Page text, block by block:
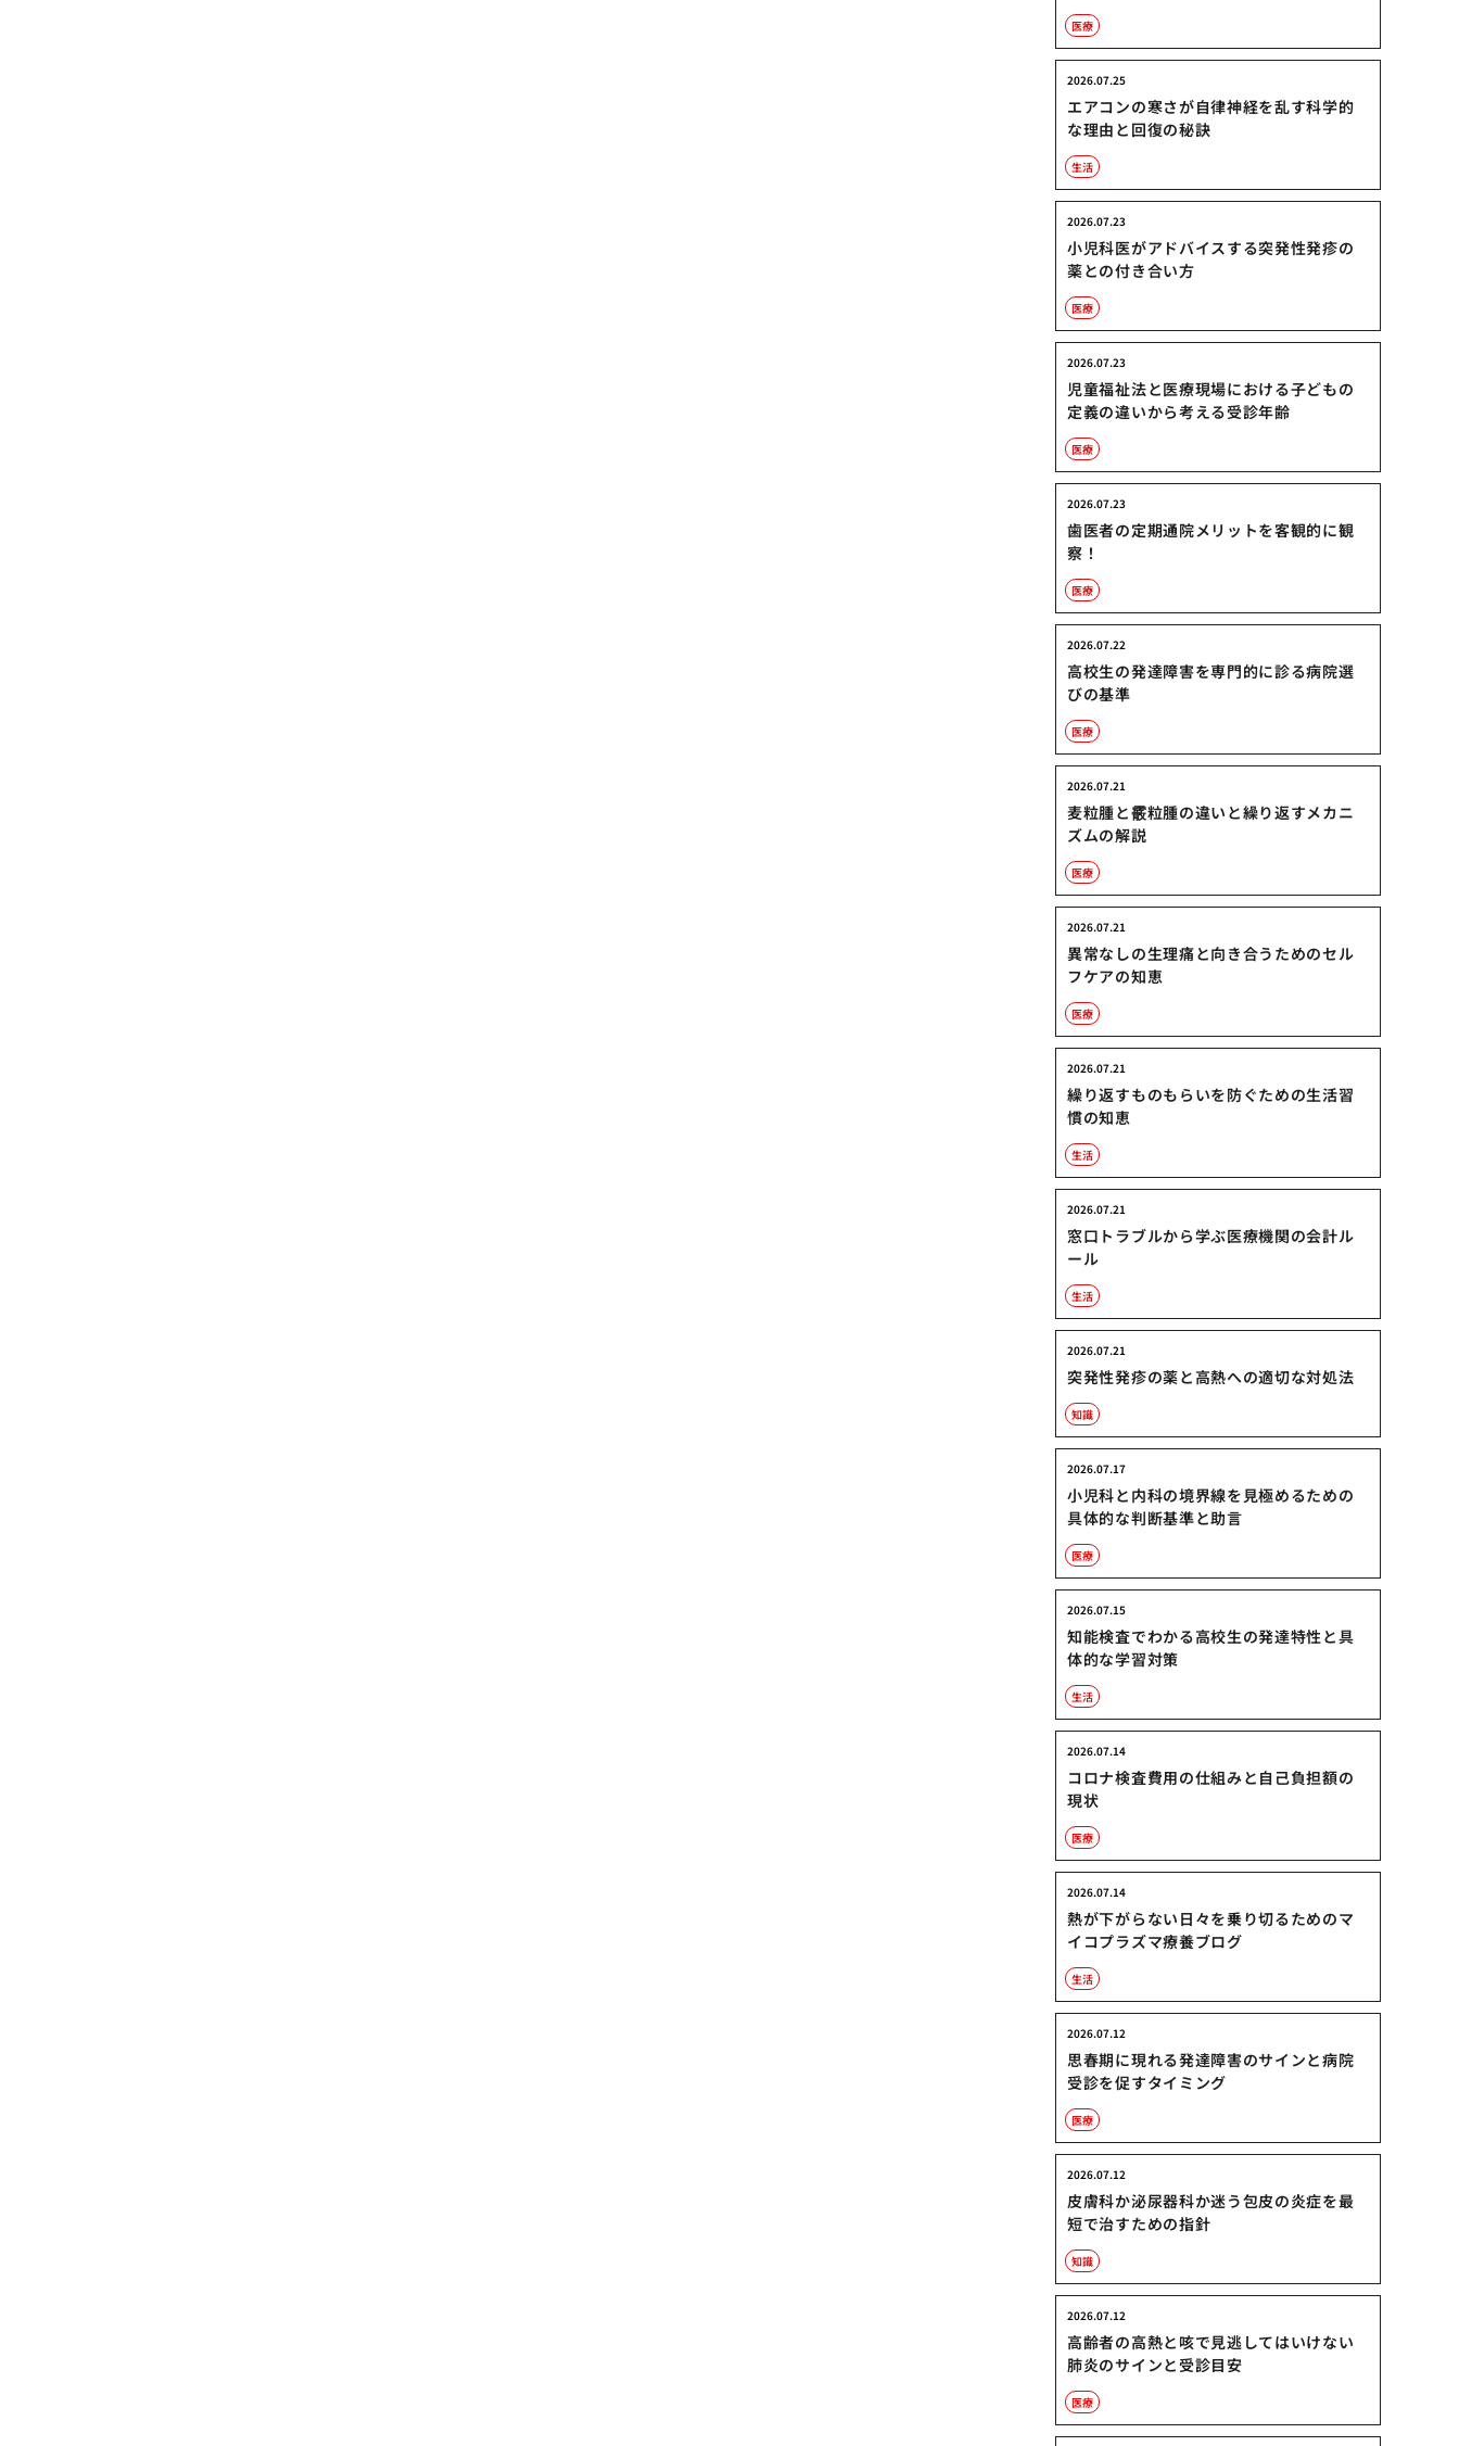
医療
エアコンの寒さが自律神経を乱す科学的
な理由と回復の秘訣
2026.07.25
生活
小児科医がアドバイスする突発性発疹の
薬との付き合い方
2026.07.23
医療
児童福祉法と医療現場における子どもの
定義の違いから考える受診年齢
2026.07.23
医療
歯医者の定期通院メリットを客観的に観
察！
2026.07.23
医療
高校生の発達障害を専門的に診る病院選
びの基準
2026.07.22
医療
麦粒腫と霰粒腫の違いと繰り返すメカニ
ズムの解説
2026.07.21
医療
異常なしの生理痛と向き合うためのセル
フケアの知恵
2026.07.21
医療
繰り返すものもらいを防ぐための生活習
慣の知恵
2026.07.21
生活
窓口トラブルから学ぶ医療機関の会計ル
ール
2026.07.21
生活
突発性発疹の薬と高熱への適切な対処法
2026.07.21
知識
小児科と内科の境界線を見極めるための
具体的な判断基準と助言
2026.07.17
医療
知能検査でわかる高校生の発達特性と具
体的な学習対策
2026.07.15
生活
コロナ検査費用の仕組みと自己負担額の
現状
2026.07.14
医療
熱が下がらない日々を乗り切るためのマ
イコプラズマ療養ブログ
2026.07.14
生活
思春期に現れる発達障害のサインと病院
受診を促すタイミング
2026.07.12
医療
皮膚科か泌尿器科か迷う包皮の炎症を最
短で治すための指針
2026.07.12
知識
高齢者の高熱と咳で見逃してはいけない
肺炎のサインと受診目安
2026.07.12
医療